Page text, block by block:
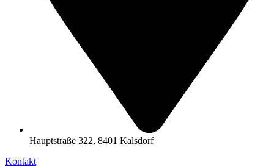
Hauptstraße 322, 8401 Kalsdorf
Kontakt